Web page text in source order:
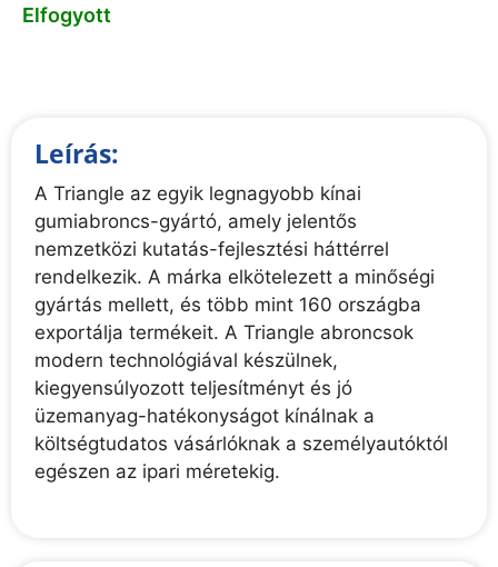
Elfogyott
Leírás:
A Triangle az egyik legnagyobb kínai
gumiabroncs-gyártó, amely jelentős
nemzetközi kutatás-fejlesztési háttérrel
rendelkezik. A márka elkötelezett a minőségi
gyártás mellett, és több mint 160 országba
exportálja termékeit. A Triangle abroncsok
modern technológiával készülnek,
kiegyensúlyozott teljesítményt és jó
üzemanyag-hatékonyságot kínálnak a
költségtudatos vásárlóknak a személyautóktól
egészen az ipari méretekig.